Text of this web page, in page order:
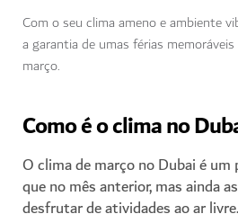
Com o seu clima ameno e ambiente
a garantia de umas férias
março.
Como é o clima no
O clima de março no Dubai é
que no mês anterior, mas ainda
desfrutar de atividades ao ar livre.